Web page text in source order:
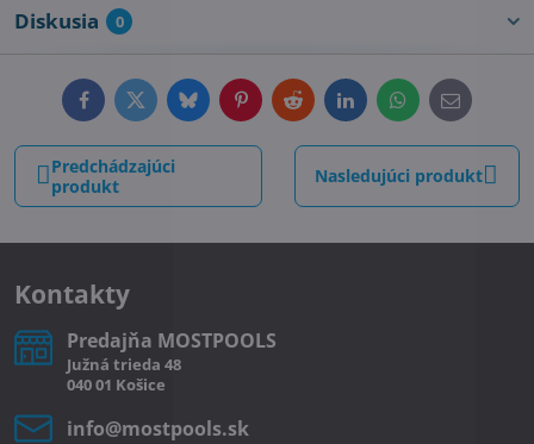
Diskusia 0
FacebookTwitterBlueskyPinterestRedditLinkedInWhatsApp
E-
mail
Predchádzajúci
produkt
Nasledujúci produkt
Kontakty
Predajňa MOSTPOOLS
Južná trieda 48
040 01 Košice
info​@mostpools​.sk